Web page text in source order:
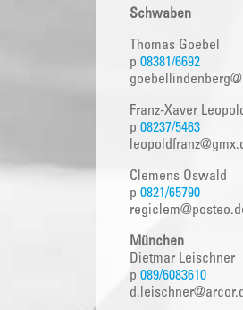
Schwaben
Thomas Goebel
p 08381/6692
Franz-Xaver
p 08237/5463
Clemens Oswald
p 0821/65790
München
Dietmar Leischner
p 089/6083610